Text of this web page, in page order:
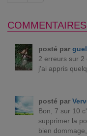
COMMENTAIRES
posté par
2 erreurs sur 2
j'ai appris
posté par
Bon, 7 sur 10
supprimer la
bien